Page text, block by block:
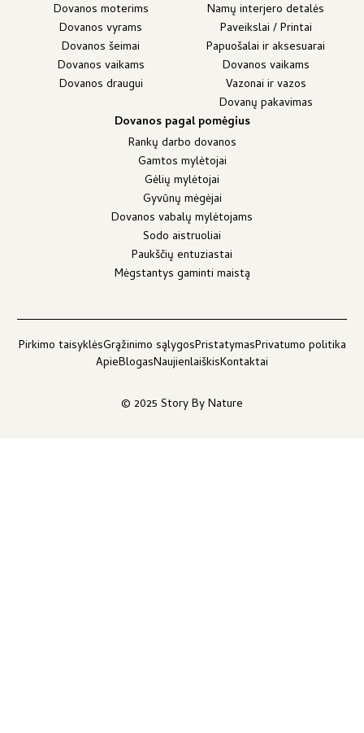
Dovanos moterims
Dovanos vyrams
Dovanos šeimai
Dovanos vaikams
Dovanos draugui
Namų interjero detalės
Paveikslai / Printai
Papuošalai ir aksesuarai
Dovanos vaikams
Vazonai ir vazos
Dovanų pakavimas
Dovanos pagal pomėgius
Rankų darbo dovanos
Gamtos mylėtojai
Gėlių mylėtojai
Gyvūnų mėgėjai
Dovanos vabalų mylėtojams
Sodo aistruoliai
Paukščių entuziastai
Mėgstantys gaminti maistą
© 2025 Story By Nature
Pirkimo taisyklėsGrąžinimo sąlygosPristatymasPrivatumo politika
ApieBlogasNaujienlaiškisKontaktai